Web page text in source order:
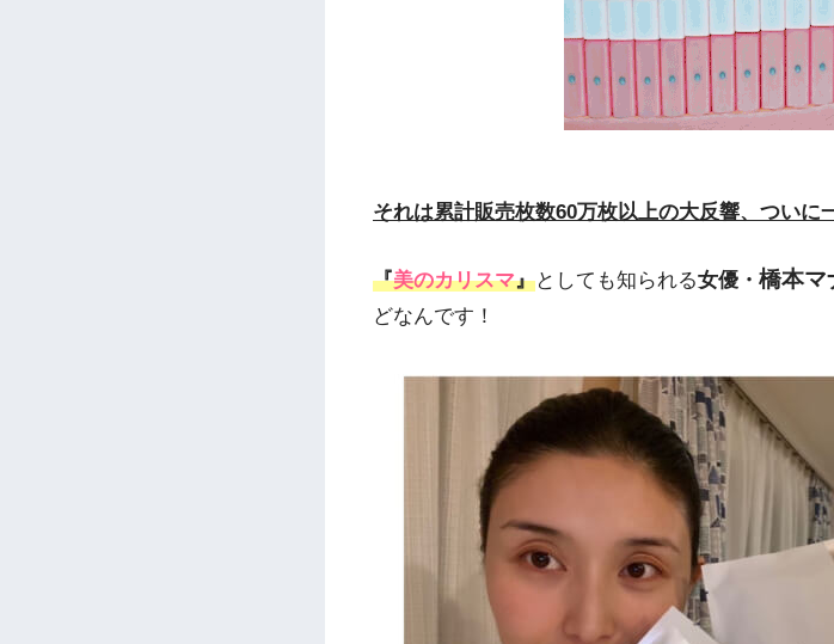
それは累計販売枚数60万枚以上の大反響、ついに
『美のカリスマ』としても知られる女優・ 橋本マ
どなんです！